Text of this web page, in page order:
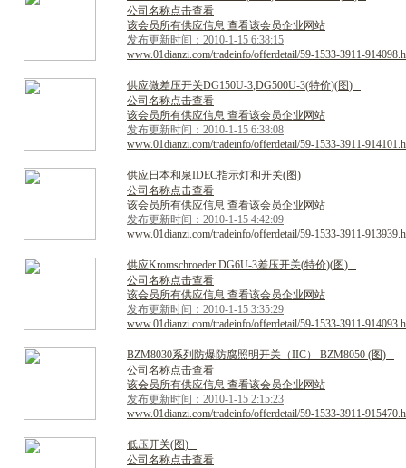
公司名称点击查看
该会员所有供应信息 查看该会员企业网站
发布更新时间：2010-1-15 6:38:15
www.01dianzi.com/tradeinfo/offerdetail/59-1533-3911-
供应微差压开关DG150U-3,DG500U-3(特价)(图)
公司名称点击查看
该会员所有供应信息 查看该会员企业网站
发布更新时间：2010-1-15 6:38:08
www.01dianzi.com/tradeinfo/offerdetail/59-1533-3911-
供应日 本和泉IDEC指示灯和开关(图)
公司名称点击查看
该会员所有供应信息 查看该会员企业网站
发布更新时间：2010-1-15 4:42:09
www.01dianzi.com/tradeinfo/offerdetail/59-1533-3911-
供应Kromschroeder DG6U-3差压开关(特价)(图)
公司名称点击查看
该会员所有供应信息 查看该会员企业网站
发布更新时间：2010-1-15 3:35:29
www.01dianzi.com/tradeinfo/offerdetail/59-1533-3911-
BZM8030系列 防爆防腐照明开关 （IIC） BZM8050 (图)
公司名称点击查看
该会员所有供应信息 查看该会员企业网站
发布更新时间：2010-1-15 2:15:23
www.01dianzi.com/tradeinfo/offerdetail/59-1533-3911-
低压开关(图)
公司名称点击查看